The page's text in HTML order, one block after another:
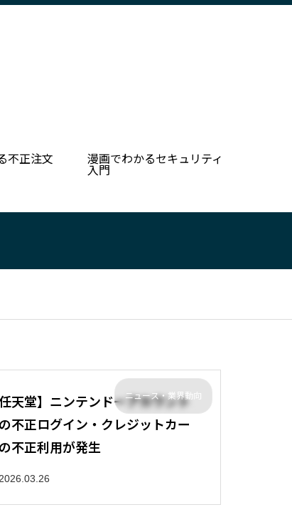
不正注文
漫画でわかるセキュリティ
入門
ニュース・業界動向
任天堂】ニンテンドーアカウント
不正ログイン・クレジットカー
不正利用が発生
2026.03.26